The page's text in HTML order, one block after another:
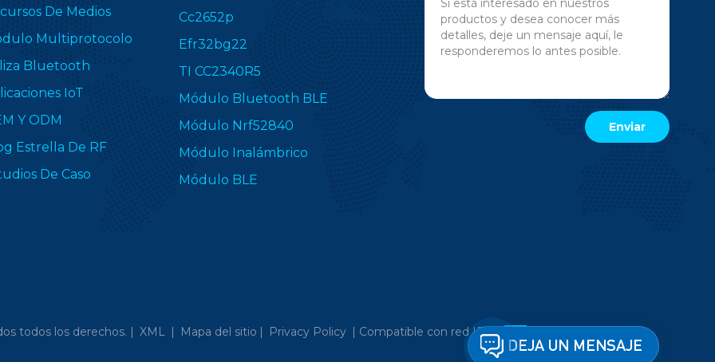
De Medios
Multiprotocolo
Bluetooth
IoT
Y ODM
Estrella De RF
De Caso
Cc2652p
Efr32bg22
TI CC2340R5
Módulo Bluetooth BLE
Módulo Nrf52840
Módulo Inalámbrico
Módulo BLE
todos los derechos. | XML | Mapa del sitio | Privacy Policy | Compatible con red IPv6
DEJA UN MENSAJE